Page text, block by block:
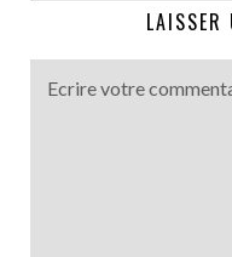
LAISSER